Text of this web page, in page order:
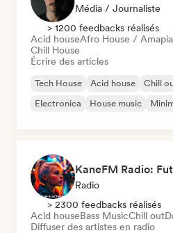
Média / Journaliste
> 1200 feedbacks réalisés
Acid houseAfro House /
Chill House
Écrire des articles
Tech House Acid house Chill
Electronica
House music
KaneFM Radio:
Radio
> 2300 feedbacks réalisés
Acid houseBass MusicChill out
Diffuser des artistes en radio